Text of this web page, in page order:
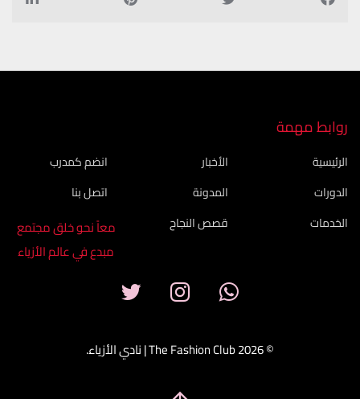
روابط مهمة
الرئيسية
الدورات
الخدمات
الأخبار
المدونة
قصص النجاح
انضم كمدرب
اتصل بنا
معاً نحو خلق مجتمع
مبدع في عالم الأزياء
© 2026 The Fashion Club | نادي الأزياء.